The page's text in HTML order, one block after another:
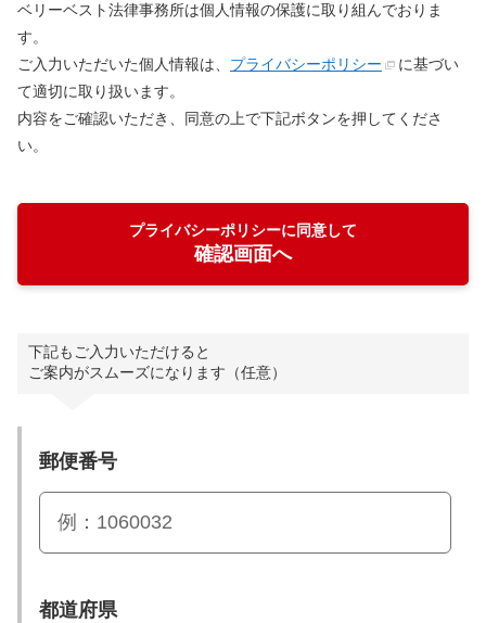
ベリーベスト法律事務所は個人情報の保護に取り組んでおりま
す。
ご入力いただいた個人情報は、 プライバシーポリシー
に基づい
て適切に取り扱います。
内容をご確認いただき、同意の上で下記ボタンを押してくださ
い。
プライバシーポリシーに同意して
確認画面へ
下記もご入力いただけると
ご案内がスムーズになります（任意）
郵便番号
都道府県